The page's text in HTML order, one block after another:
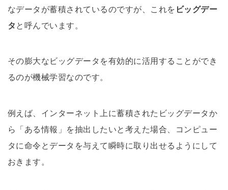
なデータが蓄積されているのですが、これを ビッグデー
タ と呼んでいます。
その膨大なビッグデータを有効的に活用することができ
るのが機械学習なのです。
例えば、インターネット上に蓄積されたビッグデータか
ら「ある情報」を抽出したいと考えた場合、コンピュー
タに命令とデータを与えて瞬時に取り出せるようにして
おきます。